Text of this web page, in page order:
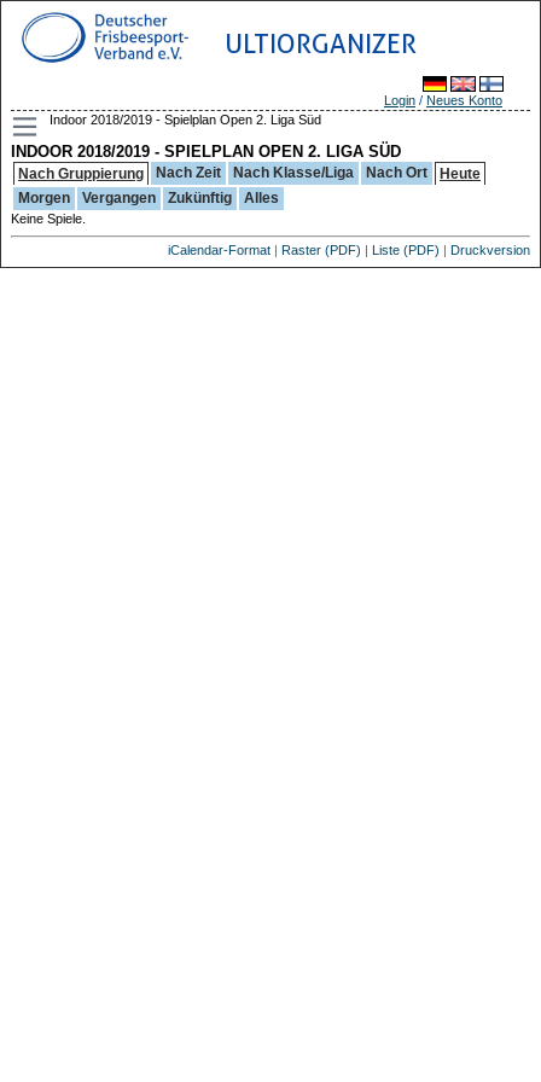
ULTIORGANIZER
Login / Neues Konto
Indoor 2018/2019 - Spielplan Open 2. Liga Süd
INDOOR 2018/2019 - SPIELPLAN OPEN 2. LIGA SÜD
Nach Gruppierung Nach Zeit Nach Klasse/Liga Nach Ort
Heute
Morgen
Vergangen Zukünftig Alles
Keine Spiele.
iCalendar-Format | Raster (PDF) | Liste (PDF) | Druckversion